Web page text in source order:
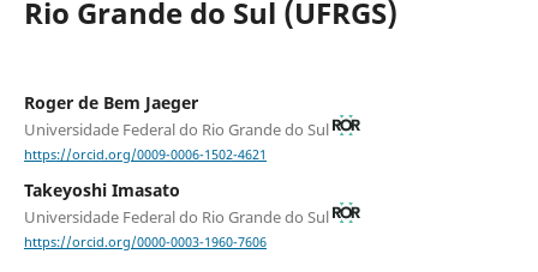
Rio Grande do Sul (UFRGS)
Roger de Bem Jaeger
Universidade Federal do Rio Grande do Sul
https://orcid.org/0009-0006-1502-4621
Takeyoshi Imasato
Universidade Federal do Rio Grande do Sul
https://orcid.org/0000-0003-1960-7606